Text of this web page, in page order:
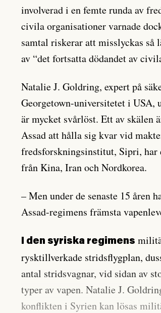
involverad i en femte runda av
civila organisationer varnade
samtal riskerar att misslyckas så
av “det fortsatta dödandet av
Natalie J. Goldring, expert på
Georgetown-universitetet i USA,
är mycket svårlöst. Ett av skälen
Assad att hålla sig kvar vid
fredsforskningsinstitut, Sipri, har
från Kina, Iran och Nordkorea.
– Men under de senaste 15 åren
Assad-regimens främsta
I den syriska regimens
rysktillverkade stridsflygplan,
antal stridsvagnar, vid sidan av
typer av vapen. Natalie J.
konflikten i Syrien kan lösas